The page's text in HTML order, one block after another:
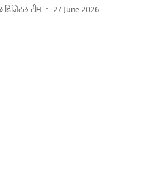
टीम 27 June 2026